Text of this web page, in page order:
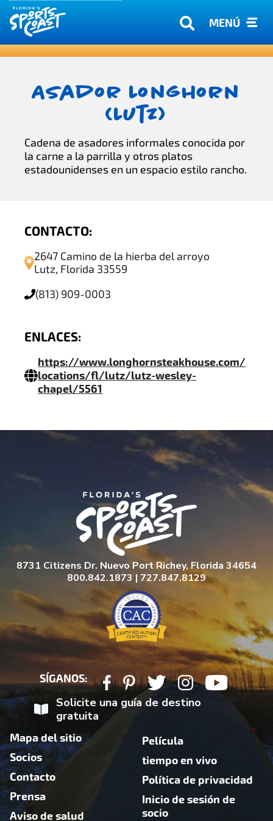
MENÚ
Asador Longhorn
(Lutz)
Cadena de asadores informales conocida por
la carne a la parrilla y otros platos
estadounidenses en un espacio estilo rancho.
CONTACTO:
2647 Camino de la hierba del arroyo
Lutz, Florida 33559
(813) 909-0003
ENLACES:
https://www.longhornsteakhouse.com/
locations/fl/lutz/lutz-wesley-
chapel/5561
8731 Citizens Dr. Nuevo Port Richey, Florida 34654
800.842.1873 | 727.847.8129
SÍGANOS:
Solicite una guía de destino
gratuita
Mapa del sitio
Socios
Contacto
Prensa
Aviso de salud
Película
tiempo en vivo
Política de privacidad
Inicio de sesión de
socio